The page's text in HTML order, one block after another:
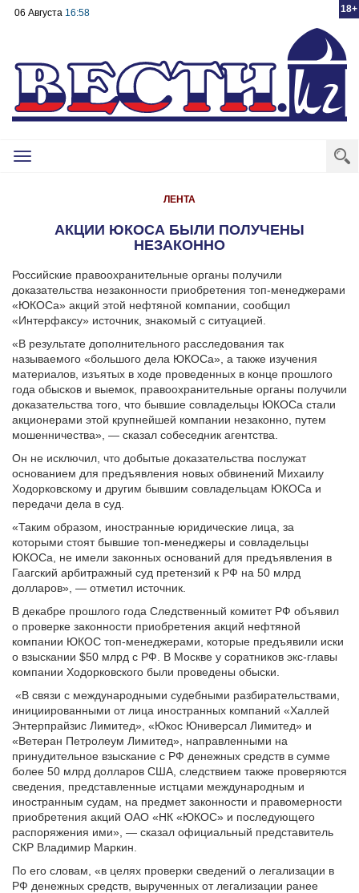
18+
06 Августа 16:58
Toggle
ЛЕНТА
АКЦИИ ЮКОСА БЫЛИ ПОЛУЧЕНЫ
НЕЗАКОННО
Российские правоохранительные органы получили
доказательства незаконности приобретения топ-менеджерами
«ЮКОСа» акций этой нефтяной компании, сообщил
«Интерфаксу» источник, знакомый с ситуацией.
«В результате дополнительного расследования так
называемого «большого дела ЮКОСа», а также изучения
материалов, изъятых в ходе проведенных в конце прошлого
года обысков и выемок, правоохранительные органы получили
доказательства того, что бывшие совладельцы ЮКОСа стали
акционерами этой крупнейшей компании незаконно, путем
мошенничества», — сказал собеседник агентства.
Он не исключил, что добытые доказательства послужат
основанием для предъявления новых обвинений Михаилу
Ходорковскому и другим бывшим совладельцам ЮКОСа и
передачи дела в суд.
«Таким образом, иностранные юридические лица, за
которыми стоят бывшие топ-менеджеры и совладельцы
ЮКОСа, не имели законных оснований для предъявления в
Гаагский арбитражный суд претензий к РФ на 50 млрд
долларов», — отметил источник.
В декабре прошлого года Следственный комитет РФ объявил
о проверке законности приобретения акций нефтяной
компании ЮКОС топ-менеджерами, которые предъявили иски
о взыскании $50 млрд с РФ. В Москве у соратников экс-главы
компании Ходорковского были проведены обыски.
«В связи с международными судебными разбирательствами,
инициированными от лица иностранных компаний «Халлей
Энтерпрайзис Лимитед», «Юкос Юниверсал Лимитед» и
«Ветеран Петролеум Лимитед», направленными на
принудительное взыскание с РФ денежных средств в сумме
более 50 млрд долларов США, следствием также проверяются
сведения, представленные истцами международным и
иностранным судам, на предмет законности и правомерности
приобретения акций ОАО «НК «ЮКОС» и последующего
распоряжения ими», — сказал официальный представитель
СКР Владимир Маркин.
По его словам, «в целях проверки сведений о легализации в
РФ денежных средств, вырученных от легализации ранее